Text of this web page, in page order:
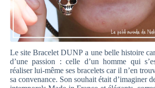
Le site Bracelet DUNP a une belle histoire
d’une passion : celle d’un homme qui
réaliser lui-même ses bracelets car il n’en
sa convenance. Son souhait était d’imaginer